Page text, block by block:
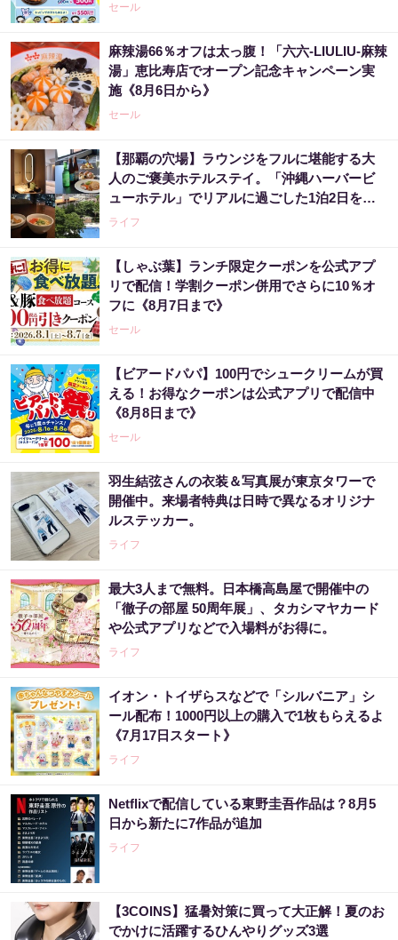
セール
麻辣湯66％オフは太っ腹！「六六-LIULIU-麻辣
湯」恵比寿店でオープン記念キャンペーン実
施《8月6日から》
セール
【那覇の穴場】ラウンジをフルに堪能する大
人のご褒美ホテルステイ。「沖縄ハーバービ
ューホテル」でリアルに過ごした1泊2日をレ
ビュー。
ライフ
【しゃぶ葉】ランチ限定クーポンを公式アプ
リで配信！学割クーポン併用でさらに10％オ
フに《8月7日まで》
セール
【ビアードパパ】100円でシュークリームが買
える！お得なクーポンは公式アプリで配信中
《8月8日まで》
セール
羽生結弦さんの衣装＆写真展が東京タワーで
開催中。来場者特典は日時で異なるオリジナ
ルステッカー。
ライフ
最大3人まで無料。日本橋高島屋で開催中の
「徹子の部屋 50周年展」、タカシマヤカード
や公式アプリなどで入場料がお得に。
ライフ
イオン・トイザらスなどで「シルバニア」シ
ール配布！1000円以上の購入で1枚もらえるよ
《7月17日スタート》
ライフ
Netflixで配信している東野圭吾作品は？8月5
日から新たに7作品が追加
ライフ
【3COINS】猛暑対策に買って大正解！夏のお
でかけに活躍するひんやりグッズ3選